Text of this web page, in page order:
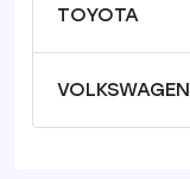
TOYOTA
VOLKSWAGEN